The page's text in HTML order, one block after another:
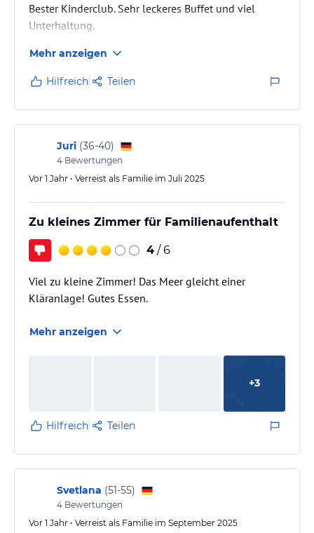
Bester Kinderclub. Sehr leckeres Buffet und viel
Unterhaltung.
Mehr anzeigen
Hilfreich Teilen
Juri (36-40)
4 Bewertungen
Vor 1 Jahr • Verreist als Familie im Juli 2025
Zu kleines Zimmer für Familienaufenthalt
4 / 6
Viel zu kleine Zimmer! Das Meer gleicht einer
Kläranlage! Gutes Essen.
Mehr anzeigen
+3
Hilfreich Teilen
Svetlana (51-55)
4 Bewertungen
Vor 1 Jahr • Verreist als Familie im September 2025